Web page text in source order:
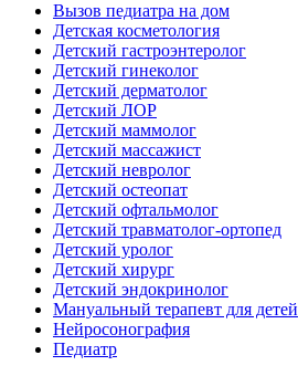
Вызов педиатра на дом
Детская косметология
Детский гастроэнтеролог
Детский гинеколог
Детский дерматолог
Детский ЛОР
Детский маммолог
Детский массажист
Детский невролог
Детский остеопат
Детский офтальмолог
Детский травматолог-ортопед
Детский уролог
Детский хирург
Детский эндокринолог
Мануальный терапевт для детей
Нейросонография
Педиатр